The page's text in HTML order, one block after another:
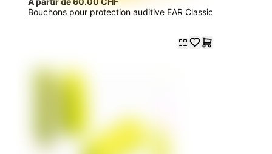
Bouchons pour protection auditive EAR Classic